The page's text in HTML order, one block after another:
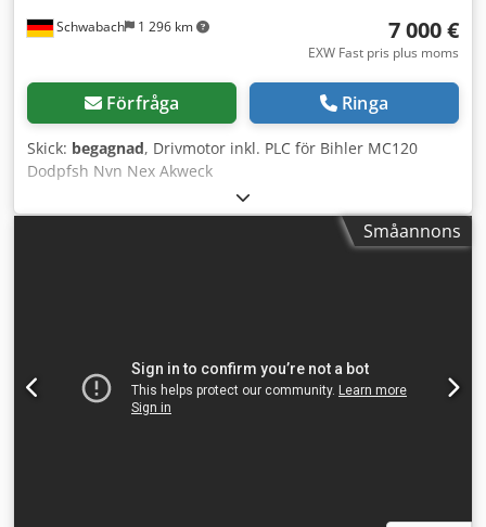
Schwabach 1 296 km 7 000 €
EXW Fast pris plus moms
Förfråga Ringa
Skick: begagnad, Drivmotor inkl. PLC för Bihler MC120
Dodpfsh Nvn Nex Akweck
Småannons